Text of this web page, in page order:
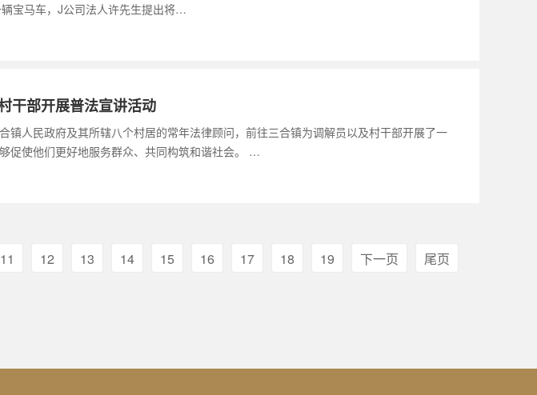
宝马车，J公司法人许先生提出将…
干部开展普法宣讲活动
人民政府及其所辖八个村居的常年法律顾问，前往三合镇为调解员以及村干部开展了一
促使他们更好地服务群众、共同构筑和谐社会。 …
11 12 13 14 15 16 17 18 19 下一页 尾页